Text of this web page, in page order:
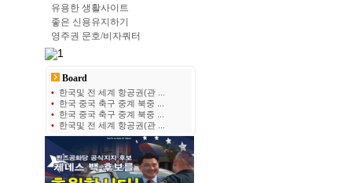
유용한 생활사이트
좋은 신용유지하기
영주권 문호/비자쿼터
Board
• 한국및 전 세계 항공권(관 ...
• 한국 중국 축구 중계 북중 ...
• 한국 중국 축구 중계 북중 ...
• 한국및 전 세계 항공권(관 ...